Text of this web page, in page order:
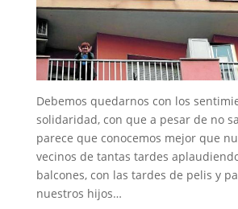
Debemos quedarnos con los
solidaridad, con que a pesar de no
parece que conocemos mejor que
vecinos de tantas tardes
balcones, con las tardes de pelis y
nuestros hijos…